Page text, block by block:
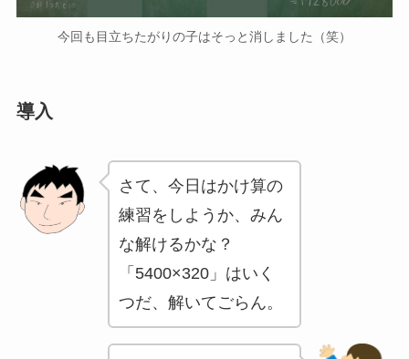
今回も目立ちたがりの子はそっと消しました（笑）
導入
さて、今日はかけ算の
練習をしようか、みん
な解けるかな？
「5400×320」はいく
つだ、解いてごらん。